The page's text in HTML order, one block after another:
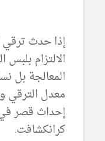
إذا حدث
الالتزام
المعالجة بل
معدل الترقي
إحداث قصر
كرانكشافت.